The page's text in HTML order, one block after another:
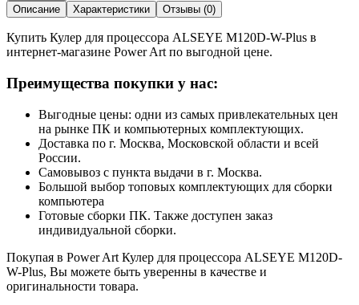
Описание
Характеристики Отзывы (0)
Купить Кулер для процессора ALSEYE M120D-W-Plus в
интернет-магазине Power Art по выгодной цене.
Преимущества покупки у нас:
Выгодные цены: одни из самых привлекательных цен
на рынке ПК и компьютерных комплектующих.
Доставка по г. Москва, Московской области и всей
России.
Самовывоз с пункта выдачи в г. Москва.
Большой выбор топовых комплектующих для сборки
компьютера
Готовые сборки ПК. Также доступен заказ
индивидуальной сборки.
Покупая в Power Art Кулер для процессора ALSEYE M120D-
W-Plus, Вы можете быть уверенны в качестве и
оригинальности товара.